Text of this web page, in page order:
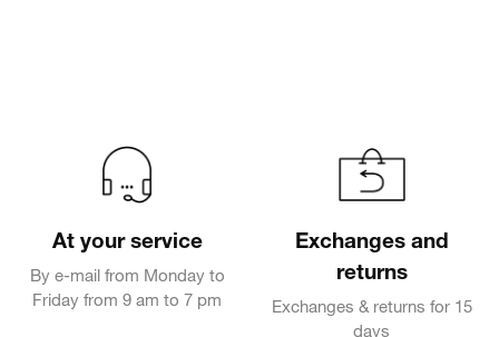
At your service
By e-mail from Monday to
Friday from 9 am to 7 pm
Exchanges and
returns
Exchanges & returns for 15
days